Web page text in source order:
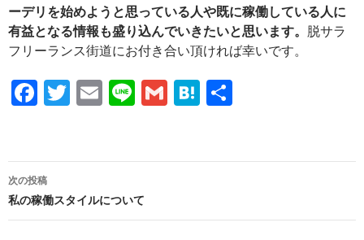
ーデリを始めようと思っている人や既に稼働している人に
有益となる情報も盛り込んでいきたいと思います。 脱サラ
フリーランス街道にお付き合い頂ければ幸いです。
F
b
o
o
T
er
E
Li
G
H
n
投
稿
次の投稿
私の稼働スタイルについて